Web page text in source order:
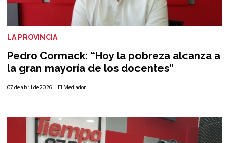
Pedro Cormack: “Hoy la pobreza alcanza a
la gran mayoría de los docentes”
El Mediador
LA PROVINCIA
07 de abril de 2026